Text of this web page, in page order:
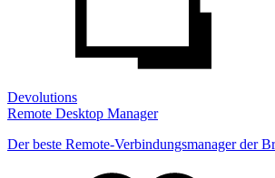
Devolutions
Remote Desktop Manager
Der beste Remote-Verbindungsmanager der